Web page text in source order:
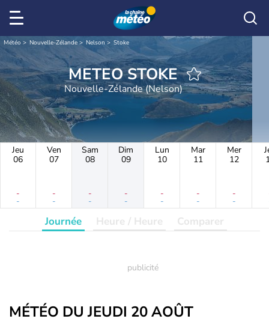
Météo Nouvelle-Zélande Nelson Stoke
METEO STOKE
Nouvelle-Zélande (Nelson)
Jeu
06
-
-
Ven
07
-
-
Sam
08
-
-
Dim
09
-
-
Lun
10
-
-
Mar
11
-
-
Mer
12
-
-
Journée Heure / Heure Comparer
MÉTÉO DU JEUDI 20 AOÛT